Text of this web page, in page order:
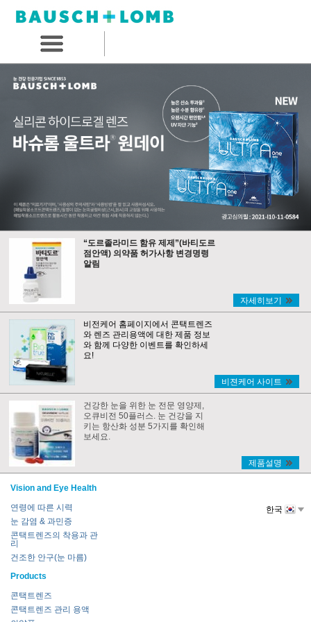
“도르졸라미드 함유 제제”(바티도르
점안액) 의약품 허가사항 변경명령
알림
자세히보기
비전케어 홈페이지에서 콘택트렌즈
와 렌즈 관리용액에 대한 제품 정보
와 함께 다양한 이벤트를 확인하세
요!
비젼케어 사이트
건강한 눈을 위한 눈 전문 영양제,
오큐비전 50플러스. 눈 건강을 지
키는 항산화 성분 5가지를 확인해
보세요.
제품설명
Vision and Eye Health
연령에 따른 시력
눈 감염 & 과민증
콘택트렌즈의 착용과 관
리
건조한 안구(눈 마름)
Products
콘택트렌즈
콘택트렌즈 관리 용액
한국